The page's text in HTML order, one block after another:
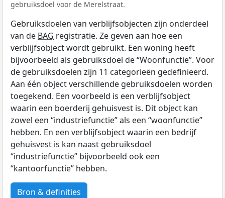
gebruiksdoel voor de Merelstraat.
Gebruiksdoelen van verblijfsobjecten zijn onderdeel
van de BAG registratie. Ze geven aan hoe een
verblijfsobject wordt gebruikt. Een woning heeft
bijvoorbeeld als gebruiksdoel de “Woonfunctie”. Voor
de gebruiksdoelen zijn 11 categorieën gedefinieerd.
Aan één object verschillende gebruiksdoelen worden
toegekend. Een voorbeeld is een verblijfsobject
waarin een boerderij gehuisvest is. Dit object kan
zowel een “industriefunctie” als een “woonfunctie”
hebben. En een verblijfsobject waarin een bedrijf
gehuisvest is kan naast gebruiksdoel
“industriefunctie” bijvoorbeeld ook een
“kantoorfunctie” hebben.
Bron & definities